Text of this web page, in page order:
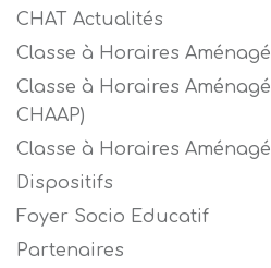
CHAT Actualités
Classe à Horaires
Classe à Horaires
CHAAP)
Classe à Horaires
Dispositifs
Foyer Socio Educatif
Partenaires